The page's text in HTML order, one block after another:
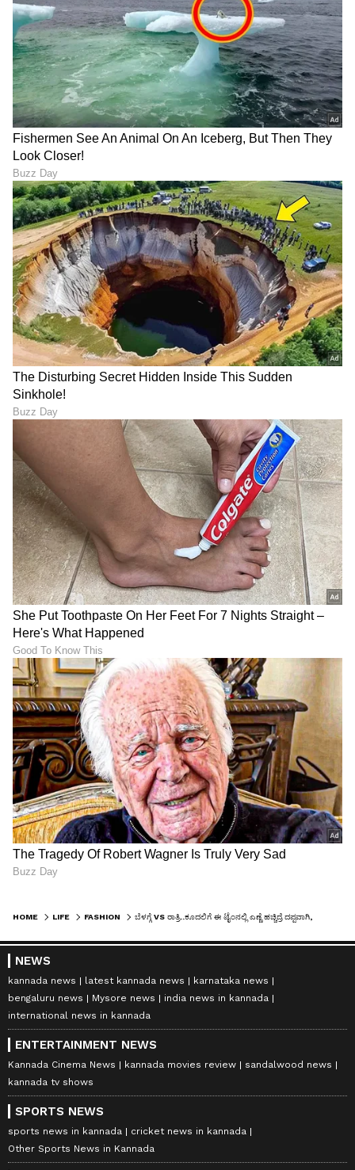
HOME LIFE FASHION
NEWS
kannada news latest kannada news
karnataka news
bengaluru news
Mysore news
india news in kannada
international news in kannada
ENTERTAINMENT NEWS
Kannada Cinema News kannada movies review
sandalwood news
kannada tv shows
SPORTS NEWS
sports news in kannada
cricket news in kannada
Other Sports News in Kannada